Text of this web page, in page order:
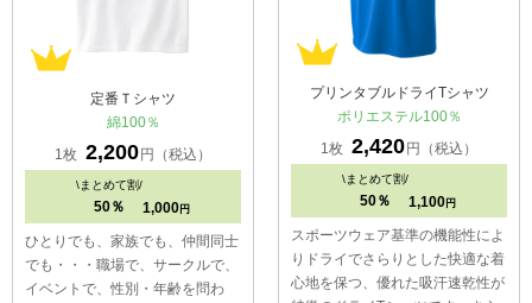
定番Ｔシャツ
綿100％
1枚 2,200 円（税込）
\まとめて割/
50％ 1,000 円
ひとりでも、家族でも、仲間同士
でも・・・職場で、サークルで、
イベントで、性別・年齢を問わ
プリンタブルドライTシャツ
ポリエステル100％
1枚 2,420 円（税込）
\まとめて割/
50％ 1,100 円
スポーツウェア基準の機能性によ
りドライでさらりとした快適な着
心地を保つ、優れた吸汗速乾性が